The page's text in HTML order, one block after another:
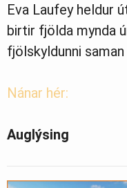
Eva Laufey heldur
birtir fjölda mynda
fjölskyldunni
Nánar hér:
Auglýsing